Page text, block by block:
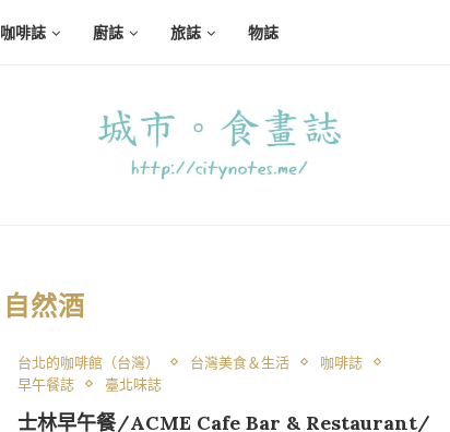
咖啡誌 廚誌 旅誌 物誌
自然酒
台北的咖啡館（台灣） 台灣美食＆生活
咖啡誌
早午餐誌
臺北味誌
士林早午餐/ACME Cafe Bar & Restaurant/